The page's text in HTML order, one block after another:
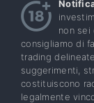
non sei
consigliamo di
trading
suggerimenti,
costituiscono
legalmente